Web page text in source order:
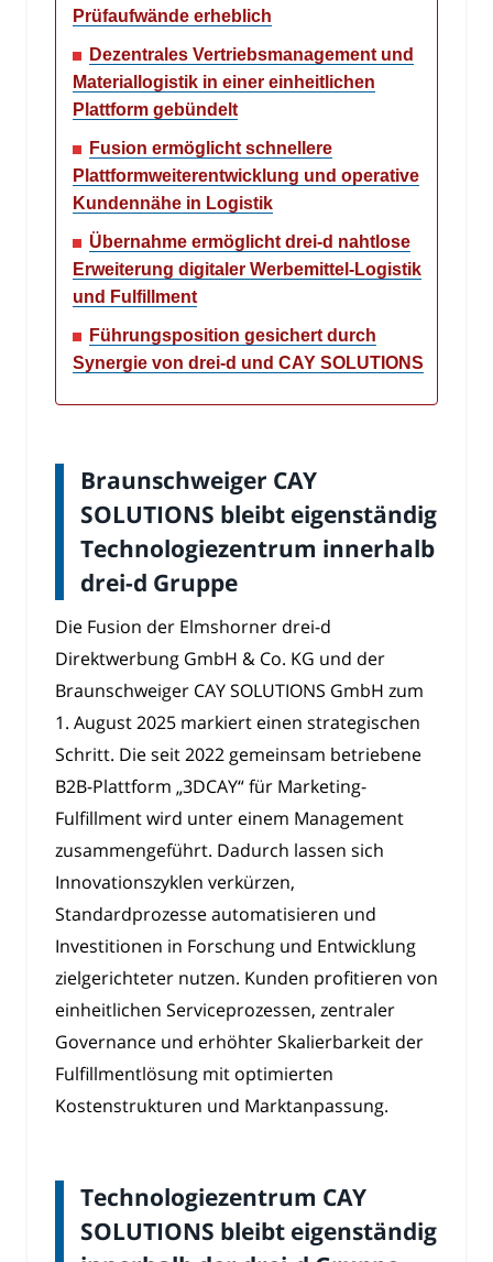
Prüfaufwände erheblich
Dezentrales Vertriebsmanagement und
Materiallogistik in einer einheitlichen
Plattform gebündelt
Fusion ermöglicht schnellere
Plattformweiterentwicklung und operative
Kundennähe in Logistik
Übernahme ermöglicht drei-d nahtlose
Erweiterung digitaler Werbemittel-Logistik
und Fulfillment
Führungsposition gesichert durch
Synergie von drei-d und CAY SOLUTIONS
Braunschweiger CAY
SOLUTIONS bleibt eigenständig
Technologiezentrum innerhalb
drei-d Gruppe
Die Fusion der Elmshorner drei-d
Direktwerbung GmbH & Co. KG und der
Braunschweiger CAY SOLUTIONS GmbH zum
1. August 2025 markiert einen strategischen
Schritt. Die seit 2022 gemeinsam betriebene
B2B-Plattform „3DCAY“ für Marketing-
Fulfillment wird unter einem Management
zusammengeführt. Dadurch lassen sich
Innovationszyklen verkürzen,
Standardprozesse automatisieren und
Investitionen in Forschung und Entwicklung
zielgerichteter nutzen. Kunden profitieren von
einheitlichen Serviceprozessen, zentraler
Governance und erhöhter Skalierbarkeit der
Fulfillmentlösung mit optimierten
Kostenstrukturen und Marktanpassung.
Technologiezentrum CAY
SOLUTIONS bleibt eigenständig